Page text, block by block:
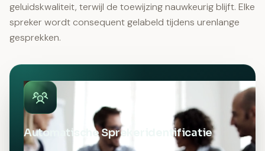
geluidskwaliteit, terwijl de toewijzing nauwkeurig blijft. Elke
spreker wordt consequent gelabeld tijdens urenlange
gesprekken.
Automatische Sprekeridentificatie